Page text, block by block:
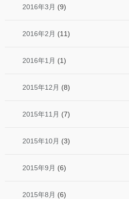
2016年3月 (9)
2016年2月 (11)
2016年1月 (1)
2015年12月 (8)
2015年11月 (7)
2015年10月 (3)
2015年9月 (6)
2015年8月 (6)